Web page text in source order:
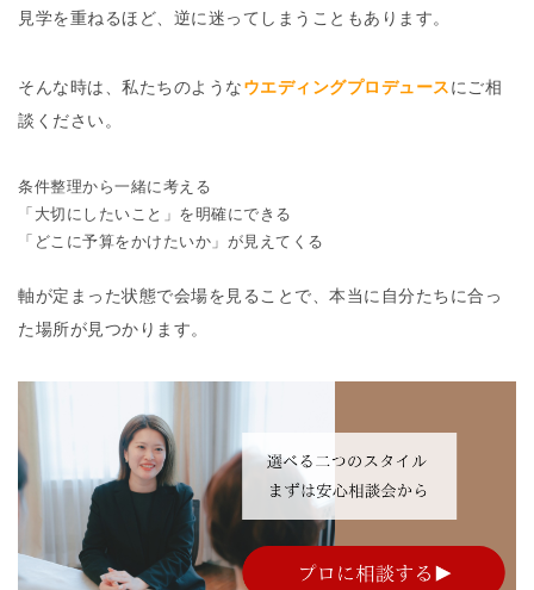
見学を重ねるほど、逆に迷ってしまうこともあります。
そんな時は、私たちのようなウエディングプロデュースにご相
談ください。
条件整理から一緒に考える
「大切にしたいこと」を明確にできる
「どこに予算をかけたいか」が見えてくる
軸が定まった状態で会場を見ることで、本当に自分たちに合っ
た場所が見つかります。